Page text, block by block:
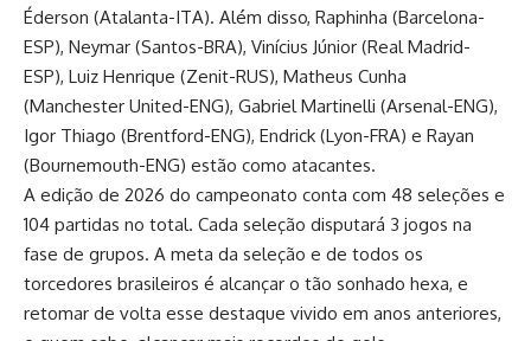
Éderson (Atalanta-ITA). Além disso, Raphinha (Barcelona-
ESP), Neymar (Santos-BRA), Vinícius Júnior (Real Madrid-
ESP), Luiz Henrique (Zenit-RUS), Matheus Cunha
(Manchester United-ENG), Gabriel Martinelli (Arsenal-ENG),
Igor Thiago (Brentford-ENG), Endrick (Lyon-FRA) e Rayan
(Bournemouth-ENG) estão como atacantes.
A edição de 2026 do campeonato conta com 48 seleções e
104 partidas no total. Cada seleção disputará 3 jogos na
fase de grupos. A meta da seleção e de todos os
torcedores brasileiros é alcançar o tão sonhado hexa, e
retomar de volta esse destaque vivido em anos anteriores,